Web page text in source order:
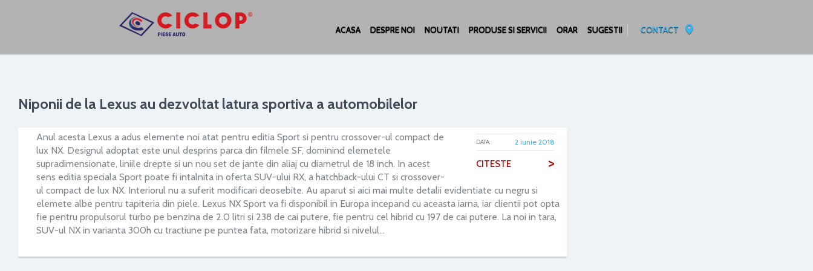
ACASA DESPRE NOI NOUTATI PRODUSE SI SERVICII ORAR SUGESTII CONTACT
Niponii de la Lexus au dezvoltat latura sportiva a automobilelor
DATA: 2 iunie 2018
CITESTE >
Anul acesta Lexus a adus elemente noi atat pentru editia Sport si pentru crossover-ul compact de
lux NX. Designul adoptat este unul desprins parca din filmele SF, dominind elemetele
supradimensionate, liniile drepte si un nou set de jante din aliaj cu diametrul de 18 inch. In acest
sens editia speciala Sport poate fi intalnita in oferta SUV-ului RX, a hatchback-ului CT si crossover-
ul compact de lux NX. Interiorul nu a suferit modificari deosebite. Au aparut si aici mai multe detalii evidentiate cu negru si
elemete albe pentru tapiteria din piele. Lexus NX Sport va fi disponibil in Europa incepand cu aceasta iarna, iar clientii pot opta
fie pentru propulsorul turbo pe benzina de 2.0 litri si 238 de cai putere, fie pentru cel hibrid cu 197 de cai putere. La noi in tara,
SUV-ul NX in varianta 300h cu tractiune pe puntea fata, motorizare hibrid si nivelul…